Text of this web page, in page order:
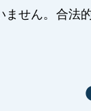
せん。合法